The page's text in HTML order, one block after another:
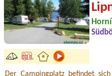
Der Campingplatz befindet